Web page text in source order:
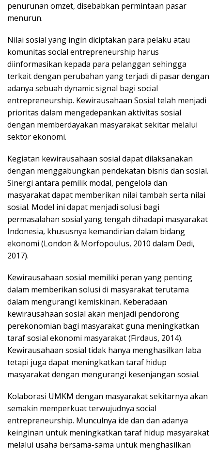
penurunan omzet, disebabkan permintaan pasar
menurun.
Nilai sosial yang ingin diciptakan para pelaku atau
komunitas social entrepreneurship harus
diinformasikan kepada para pelanggan sehingga
terkait dengan perubahan yang terjadi di pasar dengan
adanya sebuah dynamic signal bagi social
entrepreneurship. Kewirausahaan Sosial telah menjadi
prioritas dalam mengedepankan aktivitas sosial
dengan memberdayakan masyarakat sekitar melalui
sektor ekonomi.
Kegiatan kewirausahaan sosial dapat dilaksanakan
dengan menggabungkan pendekatan bisnis dan sosial.
Sinergi antara pemilik modal, pengelola dan
masyarakat dapat memberikan nilai tambah serta nilai
sosial. Model ini dapat menjadi solusi bagi
permasalahan sosial yang tengah dihadapi masyarakat
Indonesia, khususnya kemandirian dalam bidang
ekonomi (London & Morfopoulus, 2010 dalam Dedi,
2017).
Kewirausahaan sosial memiliki peran yang penting
dalam memberikan solusi di masyarakat terutama
dalam mengurangi kemiskinan. Keberadaan
kewirausahaan sosial akan menjadi pendorong
perekonomian bagi masyarakat guna meningkatkan
taraf sosial ekonomi masyarakat (Firdaus, 2014).
Kewirausahaan sosial tidak hanya menghasilkan laba
tetapi juga dapat meningkatkan taraf hidup
masyarakat dengan mengurangi kesenjangan sosial.
Kolaborasi UMKM dengan masyarakat sekitarnya akan
semakin memperkuat terwujudnya social
entrepreneurship. Munculnya ide dan dan adanya
keinginan untuk meningkatkan taraf hidup masyarakat
melalui usaha bersama-sama untuk menghasilkan